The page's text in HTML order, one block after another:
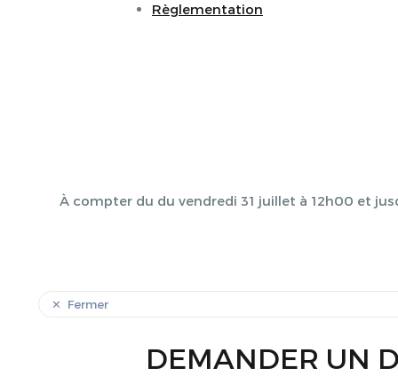
Règlementation
À compter du du vendredi 31 juillet à 12h00 et
Fermer
DEMANDER UN